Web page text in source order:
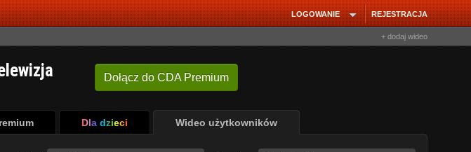
REJESTRACJA
LOGOWANIE
+ dodaj wideo
Dołącz do CDA Premium
Dla dzieci Wideo użytkowników